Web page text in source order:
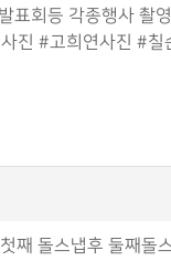
표회등 각종행사
진 #고희연사진 #
째 돌스냅후 둘째돌